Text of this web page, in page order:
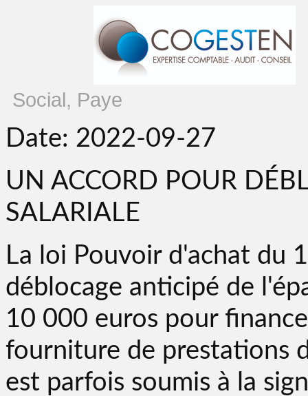
Social, Paye
Date: 2022-09-27
UN ACCORD POUR
SALARIALE
La loi Pouvoir d'achat du
déblocage anticipé de
10 000 euros pour
fourniture de prestations
est parfois soumis à la